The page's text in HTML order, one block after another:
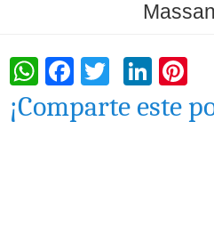
WhatsApp
Facebook
Twitter
¡Comparte este